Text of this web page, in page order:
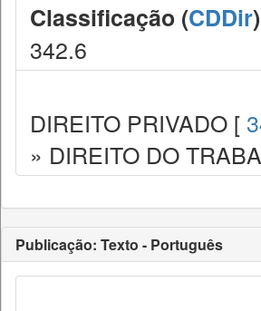
Classificação (CDDir)
342.6
DIREITO PRIVADO [
» DIREITO DO
Publicação: Texto - Português